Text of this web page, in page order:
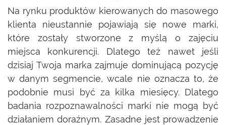
Na rynku produktów kierowanych do masowego
klienta nieustannie pojawiają się nowe marki,
które zostały stworzone z myślą o zajęciu
miejsca konkurencji. Dlatego też nawet jeśli
dzisiaj Twoja marka zajmuje dominującą pozycję
w danym segmencie, wcale nie oznacza to, że
podobnie musi być za kilka miesięcy. Dlatego
badania rozpoznawalności marki nie mogą być
działaniem doraźnym. Zasadne jest prowadzenie